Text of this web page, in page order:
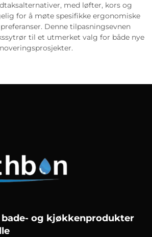
med løfter, kors og
for å møte spesifikke ergonomiske
Denne tilpasningsevnen
til et utmerket valg for både nye
bade- og kjøkkenprodukter